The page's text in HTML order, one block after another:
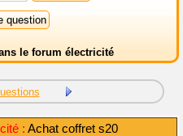
le forum électricité
: Achat coffret s20